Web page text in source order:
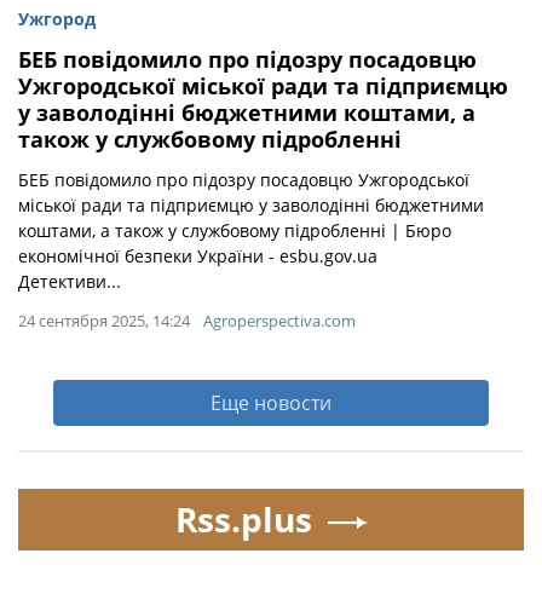
Ужгород
БЕБ повідомило про підозру посадовцю
Ужгородської міської ради та підприємцю
у заволодінні бюджетними коштами, а
також у службовому підробленні
БЕБ повідомило про підозру посадовцю Ужгородської
міської ради та підприємцю у заволодінні бюджетними
коштами, а також у службовому підробленні | Бюро
економічної безпеки України - esbu.gov.ua
Детективи...
24 сентября 2025, 14:24 Agroperspectiva.com
Еще новости
Rss.plus